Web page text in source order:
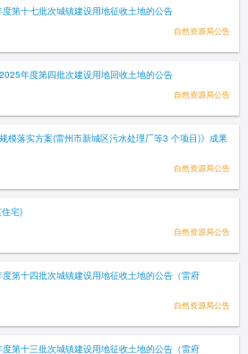
第十七批次城镇建设用地征收土地的公告
自然资源局公告
年度第四批次建设用地回收土地的公告
自然资源局公告
模落实方案(雷州市新城区污水处理厂等3 个项目)》成果
自然资源局公告
宅)
自然资源局公告
第十四批次城镇建设用地征收土地的公告（雷府
自然资源局公告
第十三批次城镇建设用地征收土地的公告（雷府